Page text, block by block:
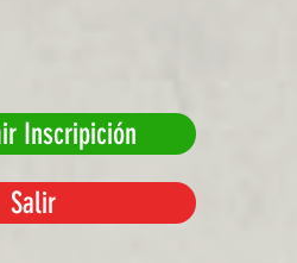
Inscripición
Salir